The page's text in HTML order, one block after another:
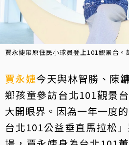
賈永婕帶原住民小球員登上101觀景台。
賈永婕今天與林智勝、陳
鄉孩童參訪台北101觀景
大開眼界。因為一年一度
台北101公益垂直馬拉松